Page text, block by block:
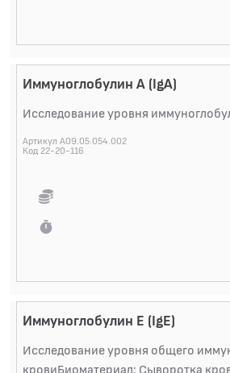
Иммуноглобулин A (IgA)
Исследование уровня
Артикул A09.05.054.002
Код 22-20-116
Иммуноглобулин Е (IgE)
Исследование уровня общего